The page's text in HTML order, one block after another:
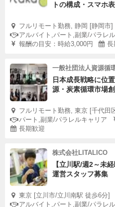
トの構成・スマホ
フルリモート勤務, 静岡 [静岡市]
アルバイト,パート,副業/パラレ
報酬の目安：時給3,000円
長
一般社団法人資源循
日本成長戦略に位
源・炭素循環市場
フルリモート勤務, 東京 [千代田
パート,副業/パラレルキャリア
長期歓迎
株式会社LITALICO
【立川駅/週2～未
運営スタッフ募集
東京 [立川市/立川南駅 徒歩6分]
アルバイト,パート,副業/パラレ